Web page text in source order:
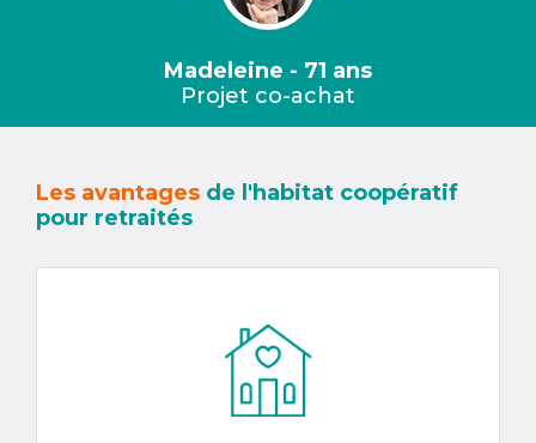
Madeleine - 71 ans
Projet co-achat
Les avantages de l'habitat coopératif
pour retraités